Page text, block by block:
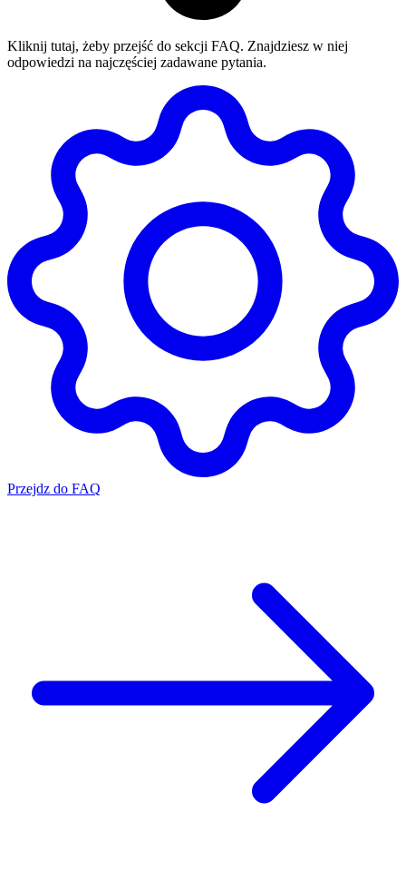
Kliknij tutaj, żeby przejść do sekcji FAQ. Znajdziesz w niej
odpowiedzi na najczęściej zadawane pytania.
Przejdz do FAQ